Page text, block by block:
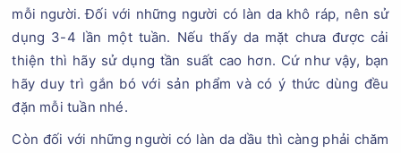
mỗi người. Đối với những người có làn da khô ráp, nên sử
dụng 3-4 lần một tuần. Nếu thấy da mặt chưa được cải
thiện thì hãy sử dụng tần suất cao hơn. Cứ như vậy, bạn
hãy duy trì gắn bó với sản phẩm và có ý thức dùng đều
đặn mỗi tuần nhé.
Còn đối với những người có làn da dầu thì càng phải chăm